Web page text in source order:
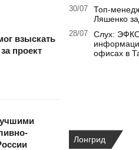
взыскать
проект
30/07
Топ-
Ляшенко
28/07
Слух:
офисах в
Лонгрид